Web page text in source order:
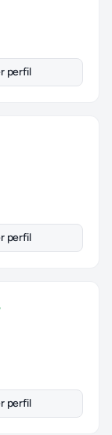
perfil
perfil
perfil